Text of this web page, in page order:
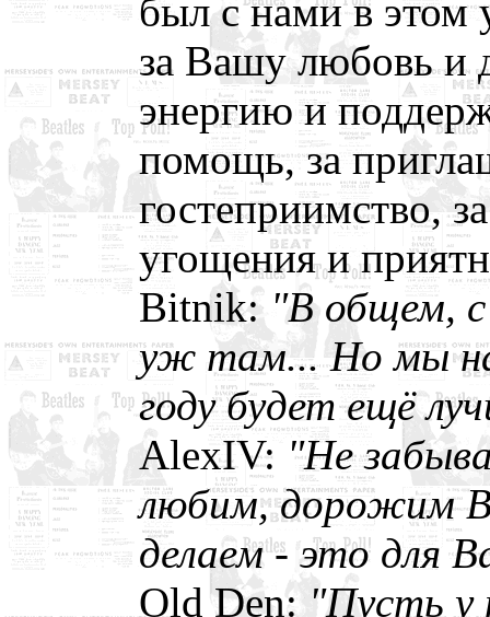
был с нами в этом
за Вашу любовь и
энергию и
помощь, за
гостеприимство,
угощения и
Bitnik:"В общем, с
уж там... Но мы
году будет ещё
AlexIV: "Не
любим, дорожим
делаем - это для
Old Den: "Пусть у